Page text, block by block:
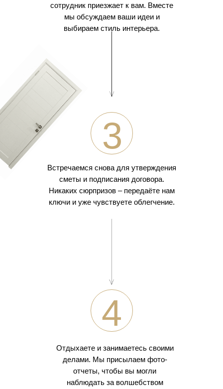
сотрудник приезжает к вам. Вместе
мы обсуждаем ваши идеи и
выбираем стиль интерьера.
Встречаемся снова для утверждения
сметы и подписания договора.
Никаких сюрпризов – передаёте нам
ключи и уже чувствуете облегчение.
Отдыхаете и занимаетесь своими
делами. Мы присылаем фото-
отчеты, чтобы вы могли
наблюдать за волшебством
3
4